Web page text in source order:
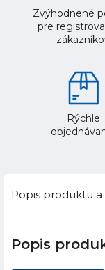
Zvýhodnené
pre
Rýchle
Popis produktu
Popis